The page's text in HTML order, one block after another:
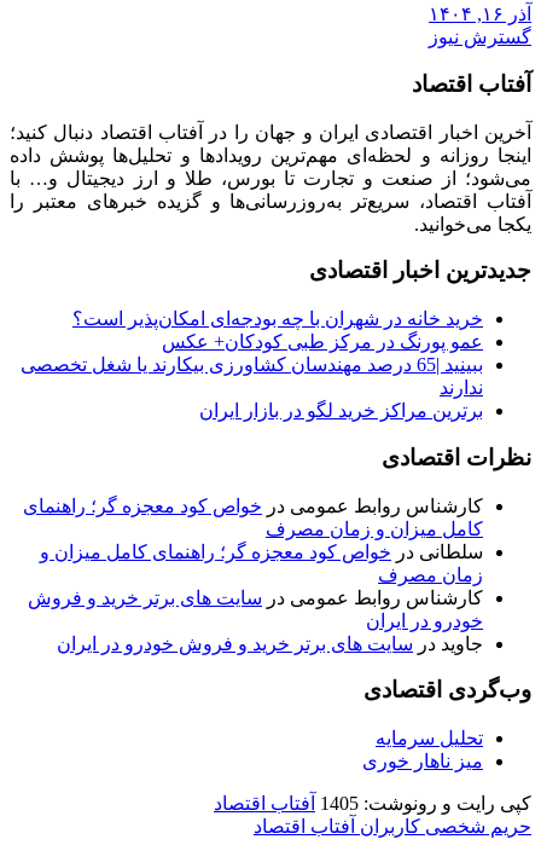
آذر ۱۶, ۱۴۰۴
گسترش نیوز
آفتاب اقتصاد
آخرین اخبار اقتصادی ایران و جهان را در آفتاب اقتصاد دنبال کنید؛
اینجا روزانه و لحظه‌ای مهم‌ترین رویدادها و تحلیل‌ها پوشش داده
می‌شود؛ از صنعت و تجارت تا بورس، طلا و ارز دیجیتال و… با
آفتاب اقتصاد، سریع‌تر به‌روزرسانی‌ها و گزیده خبرهای معتبر را
یکجا می‌خوانید.
جدیدترین اخبار اقتصادی
خرید خانه در شهران با چه بودجه‌ای امکان‌پذیر است؟
عمو پورنگ در مرکز طبی کودکان+ عکس
ببینید |65 درصد مهندسان کشاورزی بیکارند یا شغل تخصصی
ندارند
برترین مراکز خرید لگو در بازار ایران
نظرات اقتصادی
کارشناس روابط عمومی در خواص کود معجزه گر؛ راهنمای
کامل میزان و زمان مصرف
سلطانی در خواص کود معجزه گر؛ راهنمای کامل میزان و
زمان مصرف
کارشناس روابط عمومی در سایت های برتر خرید و فروش
خودرو در ایران
جاوید در سایت های برتر خرید و فروش خودرو در ایران
وب‌گردی اقتصادی
تحلیل سرمایه
میز ناهار خوری
کپی رایت و رونوشت: 1405
آفتاب اقتصاد
حریم شخصی کاربران آفتاب اقتصاد